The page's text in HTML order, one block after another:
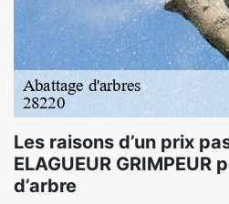
Les raisons d’un prix
ELAGUEUR GRIMPEUR
d’arbre